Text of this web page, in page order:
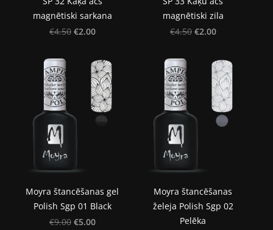
magnētiski sarkana
€4.50 €2.00
magnētiski zila
€4.50 €2.00
Moyra štancēšanas gel
Polish Sgp 01 Black
€9.00 €5.00
Moyra štancēšanas
želeja Polish Sgp 02
Pelēka